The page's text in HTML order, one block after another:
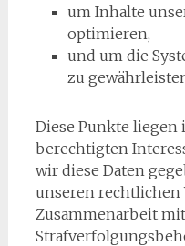
um Inhalte
optimieren,
und um die
zu
Diese Punkte
berechtigten
wir diese Daten
unseren
Zusammenarbeit mit